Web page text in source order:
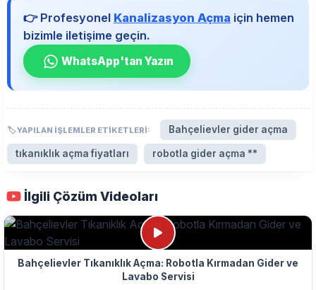
👉 Profesyonel Kanalizasyon Açma için hemen
bizimle iletişime geçin.
WhatsApp'tan Yazın
🏷️ YAPILAN İŞLEMLER ETIKETLERI: Bahçelievler gider açma
tıkanıklık açma fiyatları robotla gider açma **
İlgili Çözüm Videoları
Bahçelievler Tıkanıklık Açma: Robotla Kırmadan Gider ve
Lavabo Servisi